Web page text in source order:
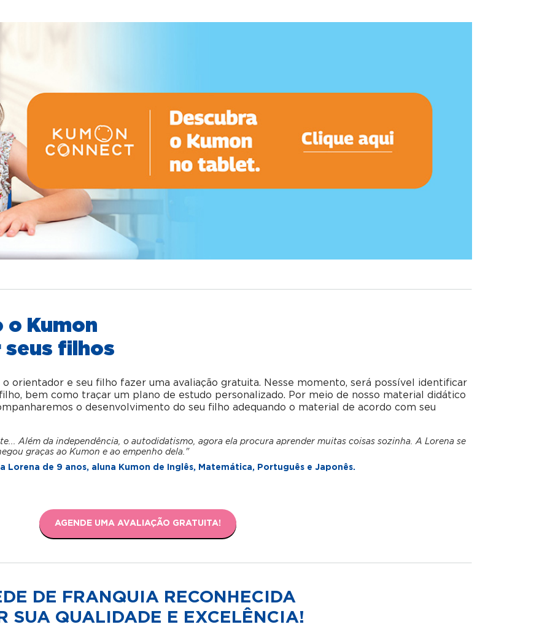
o Kumon
filhos
orientador e seu filho fazer uma avaliação gratuita. Nesse momento, será possível identificar
bem como traçar um plano de estudo personalizado. Por meio de nosso material didático
o desenvolvimento do seu filho adequando o material de acordo com seu
Além da independência, o autodidatismo, agora ela procura aprender muitas coisas sozinha. A Lorena se
graças ao Kumon e ao empenho dela."
Lorena de 9 anos, aluna Kumon de Inglês, Matemática, Português e Japonês.
AGENDE UMA AVALIAÇÃO GRATUITA!
DE FRANQUIA RECONHECIDA
SUA QUALIDADE E EXCELÊNCIA!